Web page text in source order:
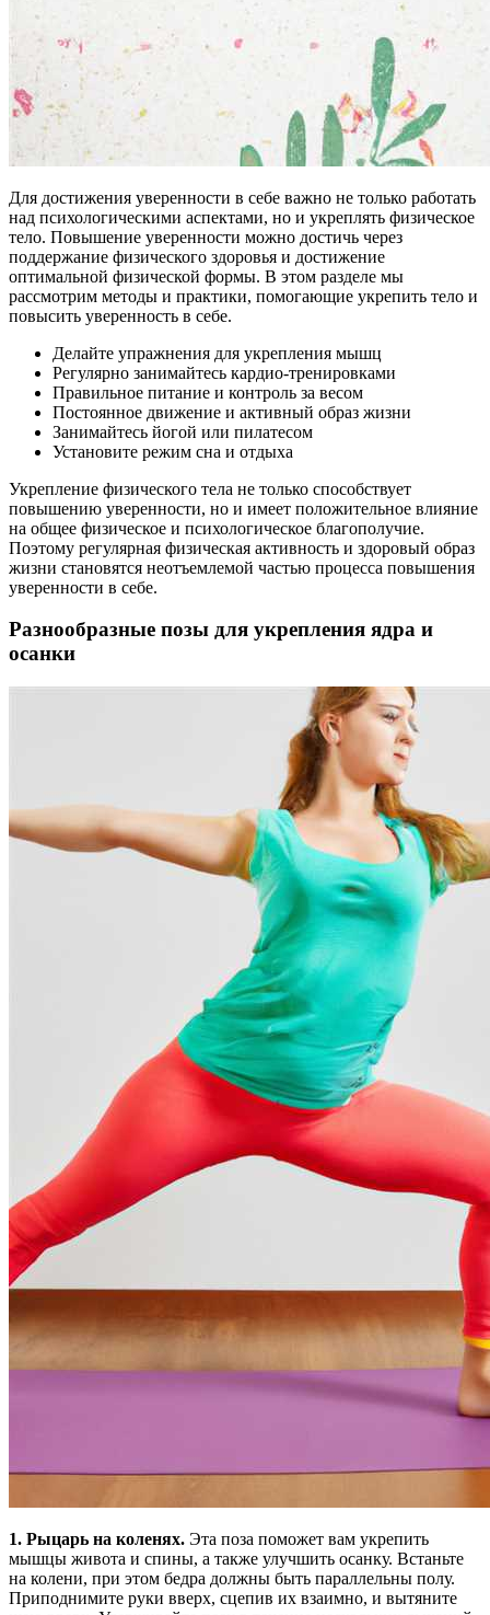
Для достижения уверенности в себе важно не только работать
над психологическими аспектами, но и укреплять физическое
тело. Повышение уверенности можно достичь через
поддержание физического здоровья и достижение
оптимальной физической формы. В этом разделе мы
рассмотрим методы и практики, помогающие укрепить тело и
повысить уверенность в себе.
Делайте упражнения для укрепления мышц
Регулярно занимайтесь кардио-тренировками
Правильное питание и контроль за весом
Постоянное движение и активный образ жизни
Занимайтесь йогой или пилатесом
Установите режим сна и отдыха
Укрепление физического тела не только способствует
повышению уверенности, но и имеет положительное влияние
на общее физическое и психологическое благополучие.
Поэтому регулярная физическая активность и здоровый образ
жизни становятся неотъемлемой частью процесса повышения
уверенности в себе.
Разнообразные позы для укрепления ядра и
осанки
1. Рыцарь на коленях. Эта поза поможет вам укрепить
мышцы живота и спины, а также улучшить осанку. Встаньте
на колени, при этом бедра должны быть параллельны полу.
Приподнимите руки вверх, сцепив их взаимно, и вытяните